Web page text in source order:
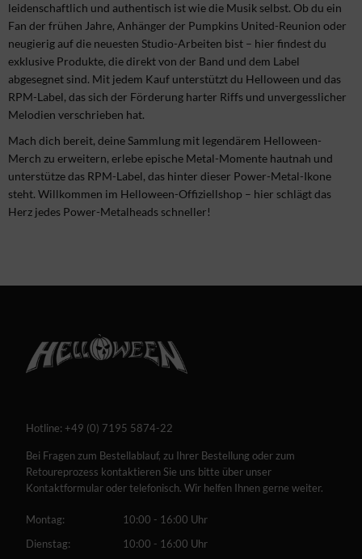
leidenschaftlich und authentisch ist wie die Musik selbst. Ob du ein
Fan der frühen Jahre, Anhänger der Pumpkins United-Reunion oder
neugierig auf die neuesten Studio-Arbeiten bist – hier findest du
exklusive Produkte, die direkt von der Band und dem Label
abgesegnet sind. Mit jedem Kauf unterstützt du Helloween und das
RPM-Label, das sich der Förderung harter Riffs und unvergesslicher
Melodien verschrieben hat.
Mach dich bereit, deine Sammlung mit legendärem Helloween-
Merch zu erweitern, erlebe epische Metal-Momente hautnah und
unterstütze das RPM-Label, das hinter dieser Power-Metal-Ikone
steht. Willkommen im Helloween-Offiziellshop – hier schlägt das
Herz jedes Power-Metalheads schneller!
Hotline: +49 (0) 7195 5874-22
Bei Fragen zum Bestellablauf, zu Ihrer Bestellung oder zum
Retoureprozess kontaktieren Sie uns bitte über unser
Kontaktformular oder telefonisch. Wir helfen Ihnen gerne weiter.
Montag:
10:00 - 16:00 Uhr
Dienstag:
10:00 - 16:00 Uhr